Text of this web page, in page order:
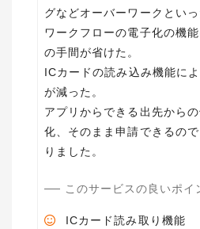
グなどオーバーワークといっ
ワークフローの電子化の機
の手間が省けた。
ICカードの読み込み機能に
が減った。
アプリからできる出先から
化、そのまま申請できるの
りました。
このサービスの良いポイ
ICカード読み取り機能